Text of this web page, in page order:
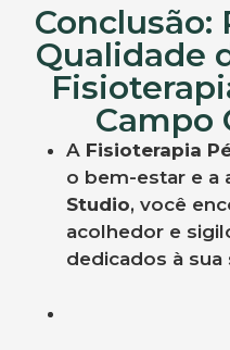
Conclusão:
Qualidade
Campo
A Fisioterapia
o bem-estar e a
Studio, você
acolhedor e
dedicados à sua